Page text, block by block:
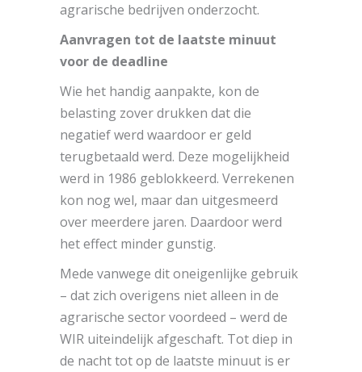
agrarische bedrijven onderzocht.
Aanvragen tot de laatste minuut
voor de deadline
Wie het handig aanpakte, kon de
belasting zover drukken dat die
negatief werd waardoor er geld
terugbetaald werd. Deze mogelijkheid
werd in 1986 geblokkeerd. Verrekenen
kon nog wel, maar dan uitgesmeerd
over meerdere jaren. Daardoor werd
het effect minder gunstig.
Mede vanwege dit oneigenlijke gebruik
– dat zich overigens niet alleen in de
agrarische sector voordeed – werd de
WIR uiteindelijk afgeschaft. Tot diep in
de nacht tot op de laatste minuut is er